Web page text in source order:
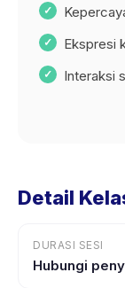
Ekspresi
Interaksi
Detail
DURASI SESI
Hubungi